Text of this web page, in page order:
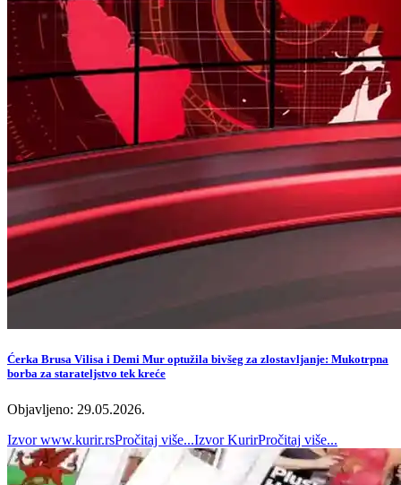
Ćerka Brusa Vilisa i Demi Mur optužila bivšeg za zlostavljanje: Mukotrpna
borba za starateljstvo tek kreće
Objavljeno: 29.05.2026.
Izvorwww.kurir.rsPročitaj više...IzvorKurirPročitaj više...